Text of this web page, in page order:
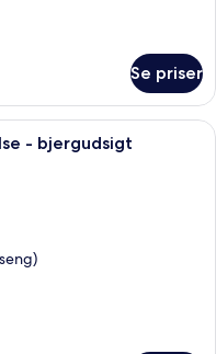
Se priser
- eget badeværelse
- bjergudsigt